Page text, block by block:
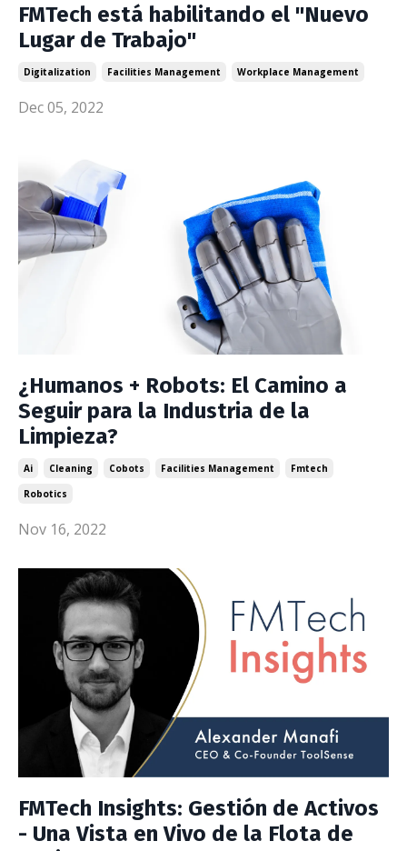
FMTech está habilitando el "Nuevo
Lugar de Trabajo"
Digitalization Facilities Management Workplace Management
Dec 05, 2022
¿Humanos + Robots: El Camino a
Seguir para la Industria de la
Limpieza?
Ai Cleaning Cobots Facilities Management
Fmtech
Robotics
Nov 16, 2022
FMTech Insights: Gestión de Activos
- Una Vista en Vivo de la Flota de